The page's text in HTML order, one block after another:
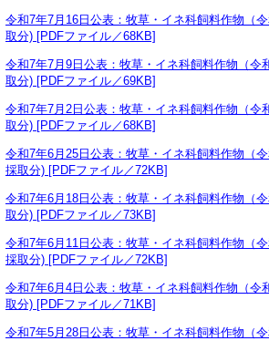
令和7年7月16日公表：牧草・イネ科飼料作物（
取分) [PDFファイル／68KB]
令和7年7月9日公表：牧草・イネ科飼料作物（令
取分) [PDFファイル／69KB]
令和7年7月2日公表：牧草・イネ科飼料作物（令
取分) [PDFファイル／68KB]
令和7年6月25日公表：牧草・イネ科飼料作物（
採取分) [PDFファイル／72KB]
令和7年6月18日公表：牧草・イネ科飼料作物（
取分) [PDFファイル／73KB]
令和7年6月11日公表：牧草・イネ科飼料作物（
採取分) [PDFファイル／72KB]
令和7年6月4日公表：牧草・イネ科飼料作物（令
取分) [PDFファイル／71KB]
令和7年5月28日公表：牧草・イネ科飼料作物（